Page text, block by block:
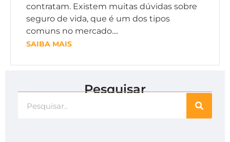
contratam. Existem muitas dúvidas sobre
seguro de vida, que é um dos tipos
comuns no mercado....
SAIBA MAIS
Pesquisar